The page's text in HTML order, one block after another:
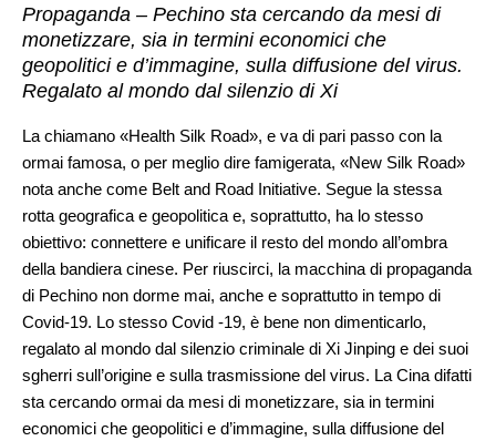
Propaganda – Pechino sta cercando da mesi di
monetizzare, sia in termini economici che
geopolitici e d’immagine, sulla diffusione del virus.
Regalato al mondo dal silenzio di Xi
La chiamano «Health Silk Road», e va di pari passo con la
ormai famosa, o per meglio dire famigerata, «New Silk Road»
nota anche come Belt and Road Initiative. Segue la stessa
rotta geografica e geopolitica e, soprattutto, ha lo stesso
obiettivo: connettere e unificare il resto del mondo all’ombra
della bandiera cinese. Per riuscirci, la macchina di propaganda
di Pechino non dorme mai, anche e soprattutto in tempo di
Covid-19. Lo stesso Covid -19, è bene non dimenticarlo,
regalato al mondo dal silenzio criminale di Xi Jinping e dei suoi
sgherri sull’origine e sulla trasmissione del virus. La Cina difatti
sta cercando ormai da mesi di monetizzare, sia in termini
economici che geopolitici e d’immagine, sulla diffusione del